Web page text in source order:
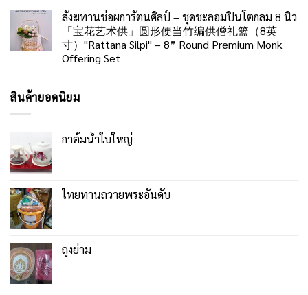
สังฆทานช่อผการัตนศิลป์ – ชุดชะลอมปิ่นโตกลม 8 นิ้ว
「宝花艺术供」圆形便当竹编供僧礼篮（8英
寸）"Rattana Silpi" – 8” Round Premium Monk
Offering Set
สินค้ายอดนิยม
กาต้มน้ำใบใหญ่
ไทยทานถวายพระอันดับ
ถุงย่าม